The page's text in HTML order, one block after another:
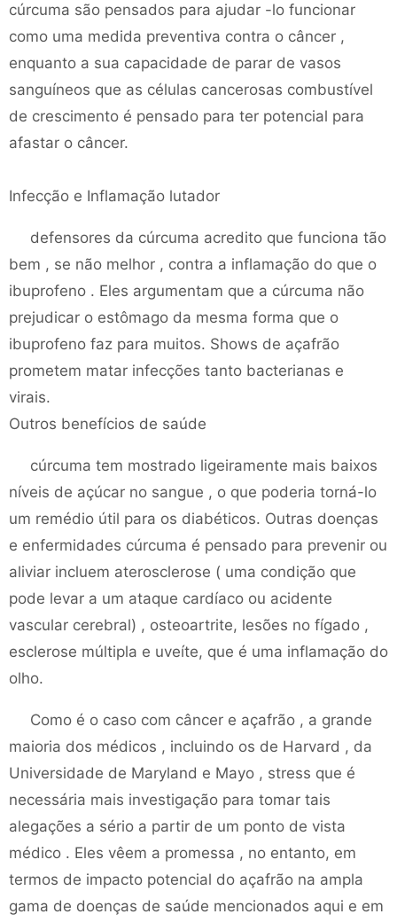
cúrcuma são pensados ​​para ajudar -lo funcionar
como uma medida preventiva contra o câncer ,
enquanto a sua capacidade de parar de vasos
sanguíneos que as células cancerosas combustível
de crescimento é pensado para ter potencial para
afastar o câncer.
Infecção e Inflamação lutador
defensores da cúrcuma acredito que funciona tão
bem , se não melhor , contra a inflamação do que o
ibuprofeno . Eles argumentam que a cúrcuma não
prejudicar o estômago da mesma forma que o
ibuprofeno faz para muitos. Shows de açafrão
prometem matar infecções tanto bacterianas e
virais.
Outros benefícios de saúde
cúrcuma tem mostrado ligeiramente mais baixos
níveis de açúcar no sangue , o que poderia torná-lo
um remédio útil para os diabéticos. Outras doenças
e enfermidades cúrcuma é pensado para prevenir ou
aliviar incluem aterosclerose ( uma condição que
pode levar a um ataque cardíaco ou acidente
vascular cerebral) , osteoartrite, lesões no fígado ,
esclerose múltipla e uveíte, que é uma inflamação do
olho.
Como é o caso com câncer e açafrão , a grande
maioria dos médicos , incluindo os de Harvard , da
Universidade de Maryland e Mayo , stress que é
necessária mais investigação para tomar tais
alegações a sério a partir de um ponto de vista
médico . Eles vêem a promessa , no entanto, em
termos de impacto potencial do açafrão na ampla
gama de doenças de saúde mencionados aqui e em